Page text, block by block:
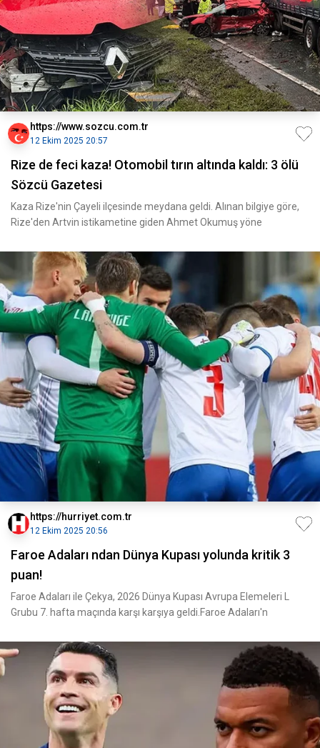
https://www.sozcu.com.tr
12 Ekim 2025 20:57
Rize de feci kaza! Otomobil tırın altında kaldı: 3 ölü
Sözcü Gazetesi
Kaza Rize'nin Çayeli ilçesinde meydana geldi. Alınan bilgiye göre,
Rize'den Artvin istikametine giden Ahmet Okumuş yöne
https://hurriyet.com.tr
12 Ekim 2025 20:56
Faroe Adaları ndan Dünya Kupası yolunda kritik 3
puan!
Faroe Adaları ile Çekya, 2026 Dünya Kupası Avrupa Elemeleri L
Grubu 7. hafta maçında karşı karşıya geldi.Faroe Adaları'n